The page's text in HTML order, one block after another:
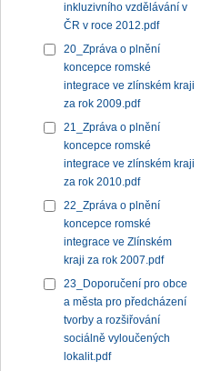
inkluzivního vzdělávání v
ČR v roce 2012.pdf
20_Zpráva o plnění
koncepce romské
integrace ve zlínském kraji
za rok 2009.pdf
21_Zpráva o plnění
koncepce romské
integrace ve zlínském kraji
za rok 2010.pdf
22_Zpráva o plnění
koncepce romské
integrace ve Zlínském
kraji za rok 2007.pdf
23_Doporučení pro obce
a města pro předcházení
tvorby a rozšiřování
sociálně vyloučených
lokalit.pdf